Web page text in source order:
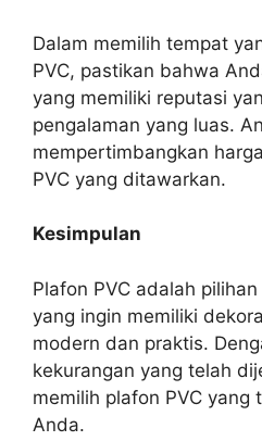
Dalam memilih tempat
PVC, pastikan bahwa
yang memiliki reputasi
pengalaman yang luas.
mempertimbangkan
PVC yang ditawarkan.
Kesimpulan
Plafon PVC adalah
yang ingin memiliki
modern dan praktis.
kekurangan yang telah
memilih plafon PVC
Anda.